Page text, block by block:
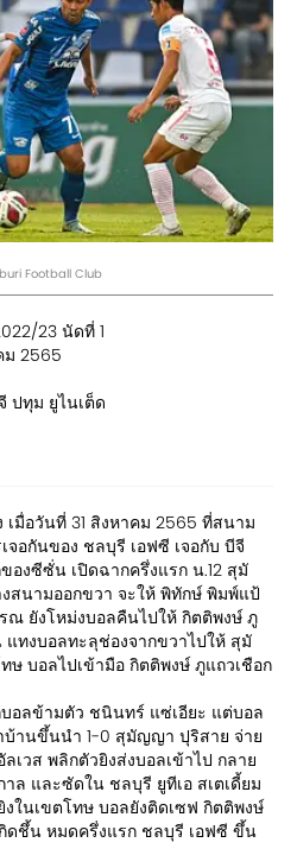
Football Club
23 นัดที่ 1
ม 2565
ปทุม ยูไนเต็ด
มื่อวันที่ 31 สิงหาคม 2565 ที่สนาม
จอกันของ ชลบุรี เอฟซี เจอกับ บีจี
องซีซั่น เปิดฉากครึ่งแรก น.12 สุมั
สนามออกขวา จะให้ พิทักษ์ พิมพ์แป้
ณ ยังโหม่งบอลคืนไปให้ กิตติพงษ์ ภู
แทงบอลทะลุช่องจากขวาไปให้ สุมั
บอลไปเข้ามือ กิตติพงษ์ ภูแถวเชือก
อลข้ามตัว ชนินทร์ แซ่เอียะ แต่บอล
บ้านขึ้นนำ 1-0 สุมัญญา ปุริสาย จ่าย
เวส พลิกตัวยิงส่งบอลเข้าไป กลาย
ล และซัดใน ชลบุรี ยูทีเอ สเตเดี้ยม
ในเขตโทษ บอลยังติดเซฟ กิตติพงษ์
ดชึ้น หมดครึ่งแรก ชลบุรี เอฟซี ขึ้น